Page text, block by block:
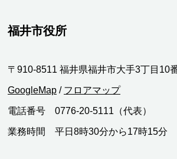
福井市役所
〒910-8511 福井県福井市大手3丁目10
GoogleMap / フロアマップ
電話番号 0776-20-5111（代表）
業務時間 平日8時30分から17時15分